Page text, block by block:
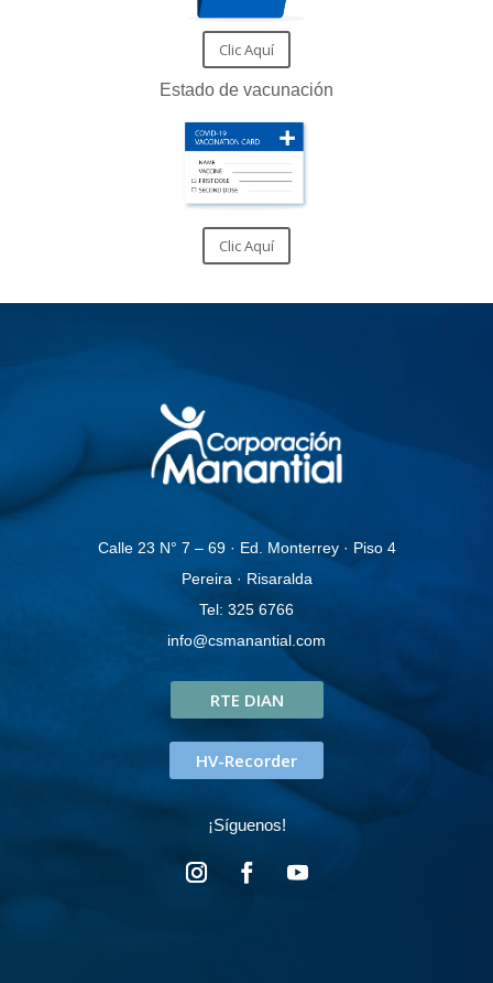
Clic Aquí
Estado de vacunación
Clic Aquí
Calle 23 N° 7 – 69 · Ed. Monterrey · Piso 4
Pereira · Risaralda
Tel: 325 6766
info@csmanantial.com
RTE DIAN
HV-Recorder
¡Síguenos!